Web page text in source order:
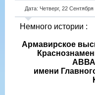
Дата: Четверг, 22
Немного истории :
Армавирское
имени